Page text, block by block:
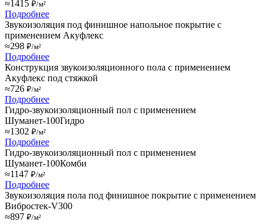
≈1415 ₽/м²
Подробнее
Звукоизоляция под финишное напольное покрытие с
применением Акуфлекс
≈298 ₽/м²
Подробнее
Конструкция звукоизоляционного пола с применением
Акуфлекс под стяжкой
≈726 ₽/м²
Подробнее
Гидро-звукоизоляционный пол с применением
Шуманет-100Гидро
≈1302 ₽/м²
Подробнее
Гидро-звукоизоляционный пол с применением
Шуманет-100Комби
≈1147 ₽/м²
Подробнее
Звукоизоляция пола под финишное покрытие с применением
Вибростек-V300
≈897 ₽/м²